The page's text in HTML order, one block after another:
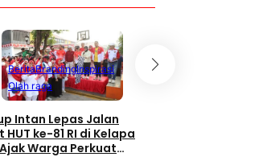
BeritaBrandingInspirasi
Olah raga
Intan Lepas Jalan
HUT ke-81 RI di Kelapa
Warga Perkuat